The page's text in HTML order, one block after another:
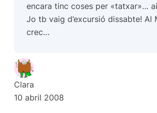
encara tinc coses per «tatxar»…
Jo tb vaig d’excursió dissabte! Al
crec…
Clara
10 abril 2008